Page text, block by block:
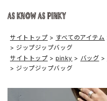
サイトトップ すべてのアイテム
ジップジップバッグ
サイトトップ
pinky バッグ
ジップジップバッグ